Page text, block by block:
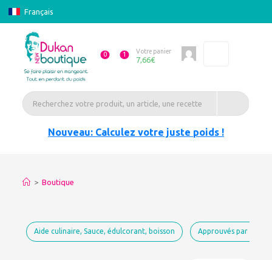
Français
0 1 Votre panier
7,66€
Nouveau: Calculez votre juste poids !
> Boutique
Aide culinaire, Sauce, édulcorant, boisson Approuvés par Dukan